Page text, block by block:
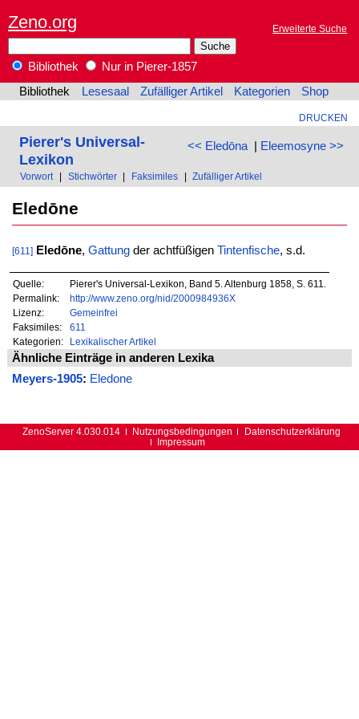
Zeno.org Erweiterte Suche
Bibliothek
Nur in Pierer-1857
Bibliothek
Lesesaal Zufälliger Artikel Kategorien Shop
DRUCKEN
<< Eledōna| Eleemosyne >>
Pierer's Universal-
Lexikon
Vorwort Stichwörter Faksimiles Zufälliger Artikel
Eledōne
[611] Eledōne, Gattungder achtfüßigen Tintenfische, s.d.
Quelle:
Pierer's Universal-Lexikon, Band 5. Altenburg 1858, S. 611.
Permalink:
http://www.zeno.org/nid/2000984936X
Lizenz:
Gemeinfrei
Faksimiles:
611
Kategorien:
Lexikalischer Artikel
Ähnliche Einträge in anderen Lexika
Meyers-1905: Eledone
ZenoServer 4.030.014 Nutzungsbedingungen
Datenschutzerklärung
Impressum